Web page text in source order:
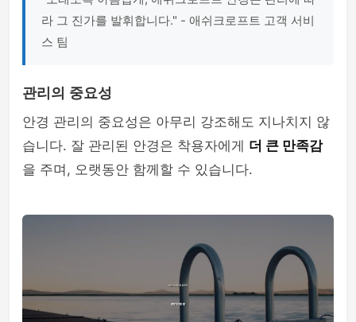
라 그 진가를 발휘합니다." - 애쉬크로프트 고객 서비
스 팀
관리의 중요성
안경 관리의 중요성은 아무리 강조해도 지나치지 않
습니다. 잘 관리된 안경은 착용자에게 더 큰 만족감
을 주며, 오랫동안 함께할 수 있습니다.